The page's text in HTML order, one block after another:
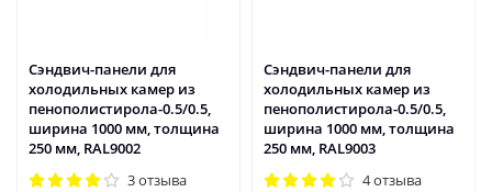
Сэндвич-панели для
холодильных камер из
пенополистирола-0.5/0.5,
ширина 1000 мм, толщина
250 мм, RAL9002
3 отзыва
Сэндвич-панели для
холодильных камер из
пенополистирола-0.5/0.5,
ширина 1000 мм, толщина
250 мм, RAL9003
4 отзыва